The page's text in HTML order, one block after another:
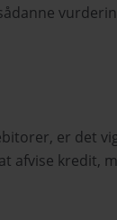
er det
afvise kredit,